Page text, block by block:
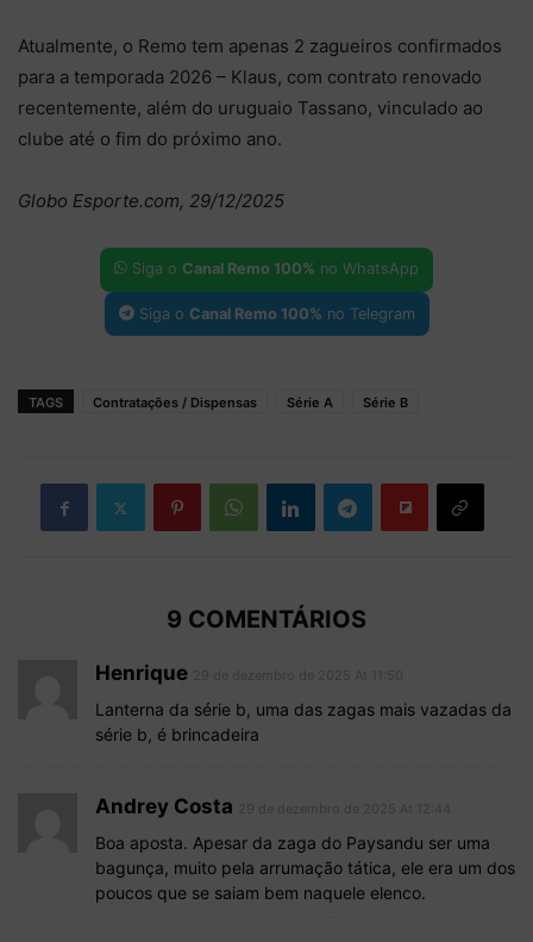
Atualmente, o Remo tem apenas 2 zagueiros confirmados
para a temporada 2026 – Klaus, com contrato renovado
recentemente, além do uruguaio Tassano, vinculado ao
clube até o fim do próximo ano.
Globo Esporte.com, 29/12/2025
Siga o Canal Remo 100% no WhatsApp
Siga o Canal Remo 100% no Telegram
TAGS Contratações / Dispensas Série A Série B
9 COMENTÁRIOS
Henrique
Lanterna da série b, uma das zagas mais vazadas da
série b, é brincadeira
Andrey Costa
Boa aposta. Apesar da zaga do Paysandu ser uma
bagunça, muito pela arrumação tática, ele era um dos
poucos que se saiam bem naquele elenco.